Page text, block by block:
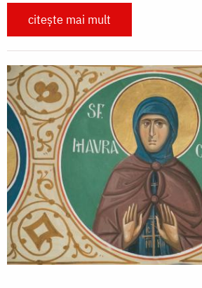
citește mai mult